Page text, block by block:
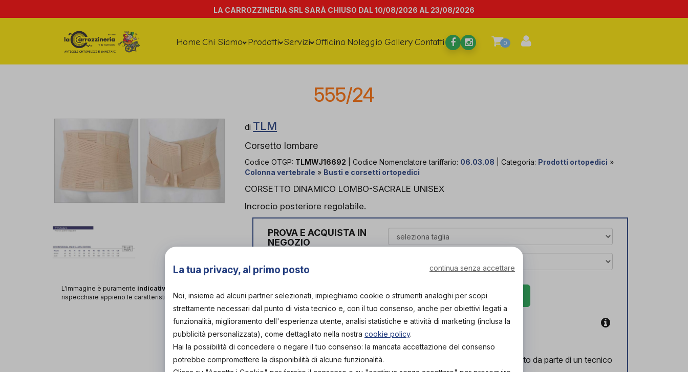
LA CARROZZINERIA SRL SARÀ CHIUSO DAL 10/08/2026 AL 23/08/2026
Home Chi Siamo Prodotti Servizi Officina Noleggio Gallery Contatti 0
555/24
L'immagine è puramente indicativa
rispecchiare appieno le caratteristiche del prodotto.
di TLM
Corsetto lombare
Codice OTGP: TLMWJ16692 | Codice Nomenclatore tariffario: 06.03.08 | Categoria: Prodotti ortopedici »
Colonna vertebrale » Busti e corsetti ortopedici
CORSETTO DINAMICO LOMBO-SACRALE UNISEX
Incrocio posteriore regolabile.
PROVA E ACQUISTA IN
NEGOZIO
PROVA E NOLEGGIA IN
NON DISPONIBILE
ACQUISTA ONLINE
NON DISPONIBILE
Organizza prova in negozio
Scarica il coupon
L'acquisto in negozio è raccomandato per garantire il corretto supporto da parte di un tecnico
La tua privacy, al primo posto continua senza accettare
Noi, insieme ad alcuni partner selezionati, impieghiamo cookie o strumenti analoghi per scopi
strettamente necessari dal punto di vista tecnico e, con il tuo consenso, anche per obiettivi legati a
funzionalità, miglioramento dell'esperienza utente, analisi statistiche e attività di marketing (inclusa la
pubblicità personalizzata), come dettagliato nella nostra cookie policy.
Hai la possibilità di concedere o negare il tuo consenso: la mancata accettazione del consenso
potrebbe compromettere la disponibilità di alcune funzionalità.